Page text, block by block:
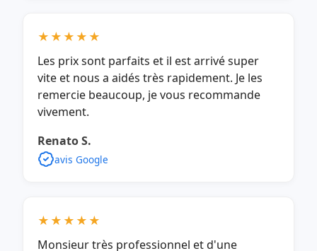
★★★★★
Les prix sont parfaits et il est arrivé super
vite et nous a aidés très rapidement. Je les
remercie beaucoup, je vous recommande
vivement.
Renato S.
avis Google
★★★★★
Monsieur très professionnel et d'une